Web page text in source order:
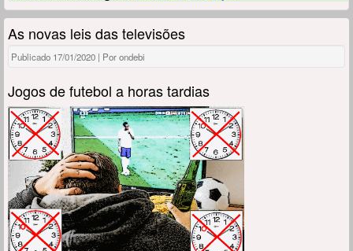
As novas leis das televisões
Publicado 17/01/2020 | Por ondebi
Jogos de futebol a horas tardias